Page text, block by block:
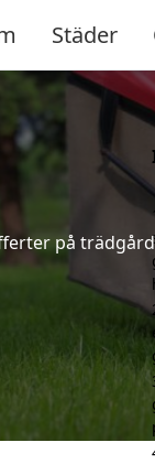
Städer
på